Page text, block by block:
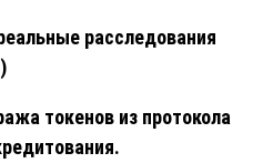
расследования
токенов из протокола